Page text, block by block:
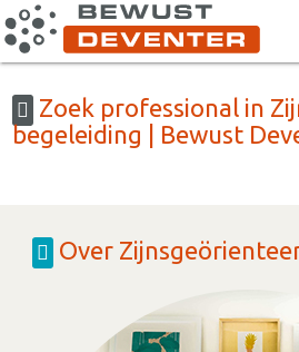
Zoek professional in
begeleiding | Bewust
Over